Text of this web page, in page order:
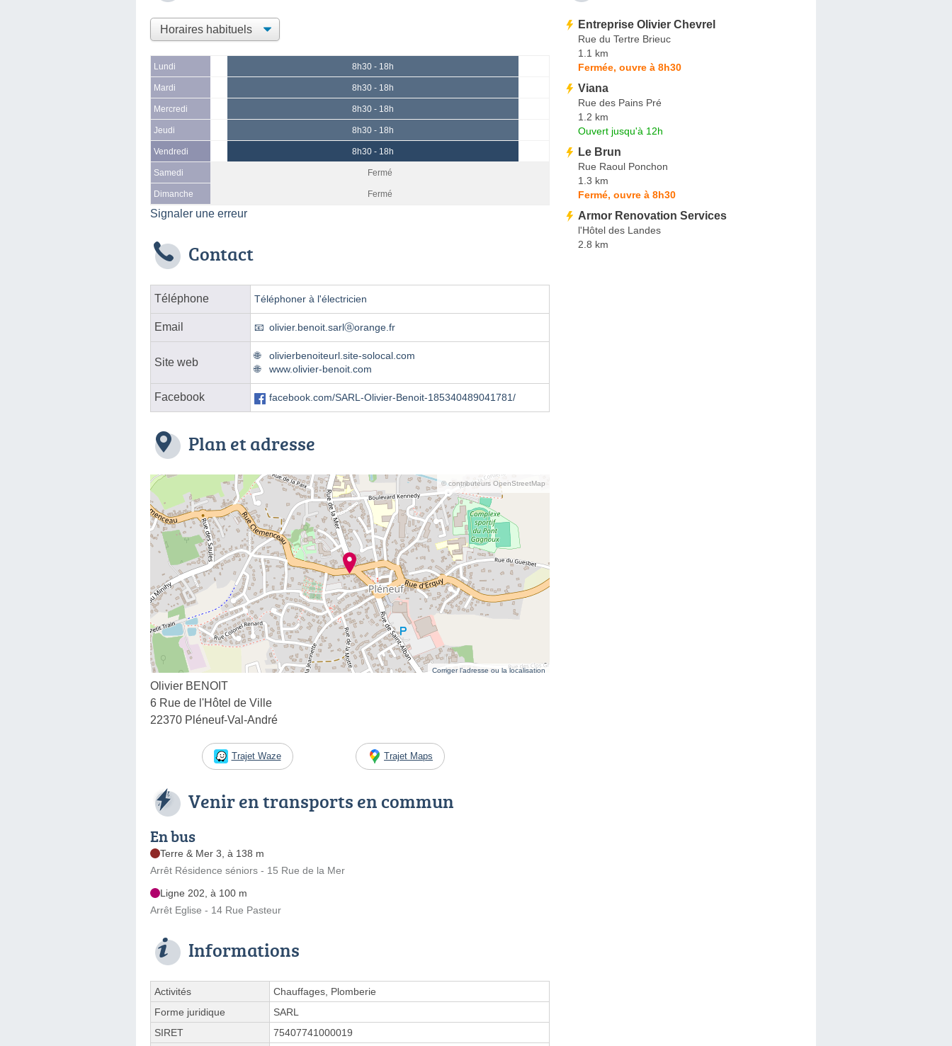
Lundi 8h30 - 18h
Mardi 8h30 - 18h
Mercredi 8h30 - 18h
Jeudi 8h30 - 18h
Vendredi 8h30 - 18h
Samedi Fermé
Dimanche Fermé
Signaler une erreur
Contact
Téléphone Téléphoner à l'électricien
Email olivier.benoit.sarlⓐorange.fr
Site web
olivierbenoiteurl.site-solocal.com
www.olivier-benoit.com
Facebook facebook.com/SARL-Olivier-Benoit-185340489041781/
Plan et adresse
© contributeurs OpenStreetMap
Corriger l’adresse ou la localisation
Olivier BENOIT
6 Rue de l'Hôtel de Ville
22370 Pléneuf-Val-André
Trajet Waze Trajet Maps
Venir en transports en commun
En bus
Terre & Mer 3, à 138 m
Arrêt Résidence séniors - 15 Rue de la Mer
Ligne 202, à 100 m
Arrêt Eglise - 14 Rue Pasteur
Informations
Activités
Chauffages, Plomberie
Forme juridique
SARL
SIRET
75407741000019
Entreprise Olivier Chevrel
Rue du Tertre Brieuc
1.1 km
Fermée, ouvre à 8h30
Viana
Rue des Pains Pré
1.2 km
Ouvert jusqu'à 12h
Le Brun
Rue Raoul Ponchon
1.3 km
Fermé, ouvre à 8h30
Armor Renovation Services
l'Hôtel des Landes
2.8 km